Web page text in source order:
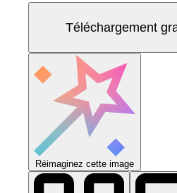
Téléchargement
Réimaginez cette image